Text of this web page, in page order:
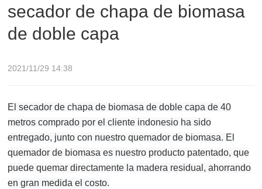
secador de chapa de biomasa
de doble capa
2021/11/29 14:38
El secador de chapa de biomasa de doble capa de 40
metros comprado por el cliente indonesio ha sido
entregado, junto con nuestro quemador de biomasa. El
quemador de biomasa es nuestro producto patentado, que
puede quemar directamente la madera residual, ahorrando
en gran medida el costo.